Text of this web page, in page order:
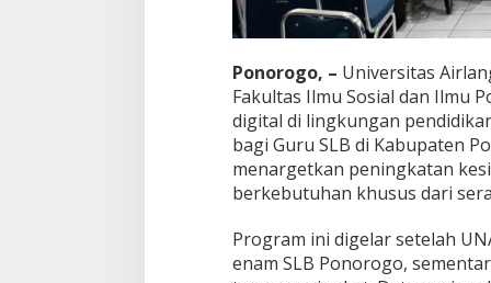
Ponorogo, – Universitas
Fakultas Ilmu Sosial dan Ilmu
digital di lingkungan
bagi Guru SLB di Kabupaten
menargetkan peningkatan
berkebutuhan khusus dari
Program ini digelar setelah
enam SLB Ponorogo,